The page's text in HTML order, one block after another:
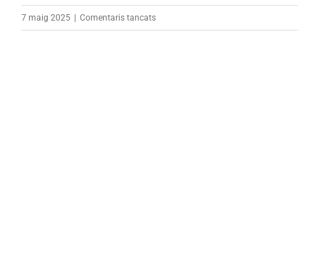
7 maig 2025 Comentaris tancatsa